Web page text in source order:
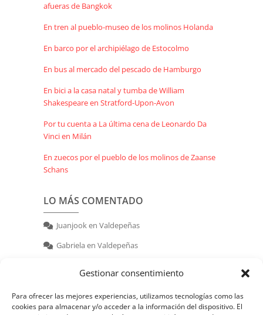
Gestionar consentimiento
Para ofrecer las mejores experiencias, utilizamos tecnologías como las
cookies para almacenar y/o acceder a la información del dispositivo. El
afueras de Bangkok
En tren al pueblo-museo de los molinos Holanda
En barco por el archipiélago de Estocolmo
En bus al mercado del pescado de Hamburgo
En bici a la casa natal y tumba de William
Shakespeare en Stratford-Upon-Avon
Por tu cuenta a La última cena de Leonardo Da
Vinci en Milán
En zuecos por el pueblo de los molinos de Zaanse
Schans
LO MÁS COMENTADO
Juanjooken Valdepeñas
Gabriela en Valdepeñas